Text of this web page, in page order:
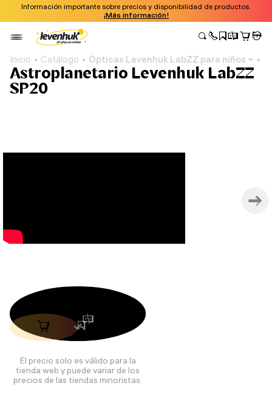
Información importante sobre precios y disponibilidad de productos.
¡Más información!
Inicio Catálogo Ópticas Levenhuk LabZZ para niños
Astroplanetario Levenhuk LabZZ
SP20
El precio solo es válido para la
tienda web y puede variar de los
precios de las tiendas minoristas.